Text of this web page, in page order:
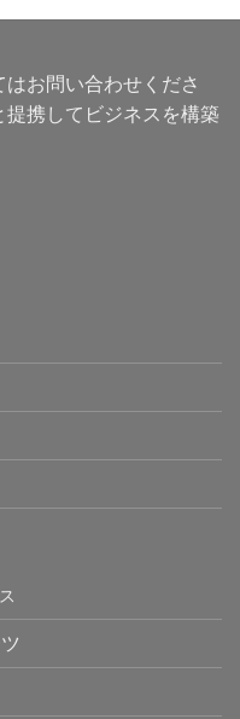
お問い合わせくださ
携してビジネスを構築